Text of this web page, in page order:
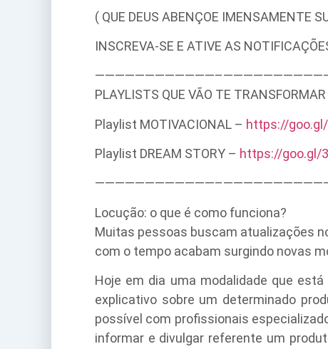
( QUE DEUS ABENÇOE IMENSAMENTE
INSCREVA-SE E ATIVE AS
PLAYLISTS QUE VÃO TE TRANSFORMAR
Playlist MOTIVACIONAL – https://
Playlist DREAM STORY – https://goo.gl/
Locução: o que é como funciona?
Muitas pessoas buscam atualizações
com o tempo acabam surgindo novas
Hoje em dia uma modalidade que
explicativo sobre um determinado
possível com profissionais
informar e divulgar referente um